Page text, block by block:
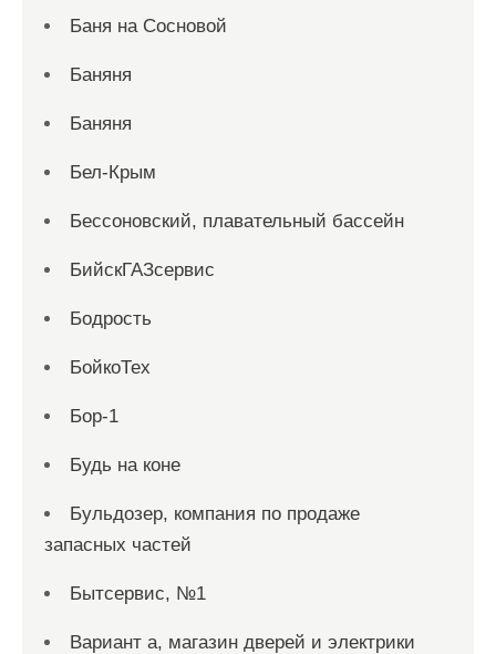
Баня на Сосновой
Баняня
Баняня
Бел-Крым
Бессоновский, плавательный бассейн
БийскГАЗсервис
Бодрость
БойкоТех
Бор-1
Будь на коне
Бульдозер, компания по продаже
запасных частей
Бытсервис, №1
Вариант а, магазин дверей и электрики